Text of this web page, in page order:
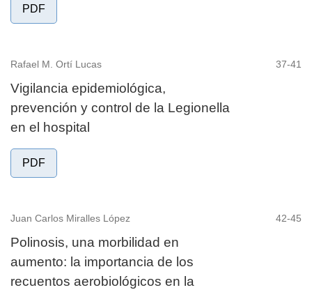
PDF
Rafael M. Ortí Lucas 37-41
Vigilancia epidemiológica,
prevención y control de la Legionella
en el hospital
PDF
Juan Carlos Miralles López 42-45
Polinosis, una morbilidad en
aumento: la importancia de los
recuentos aerobiológicos en la